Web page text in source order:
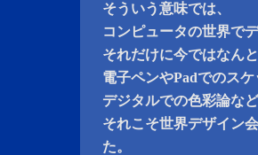
そういう意味では、
コンピュータの世界で
それだけに今ではなん
電子ペンやPadでのス
デジタルでの色彩論な
それこそ世界デザイン
た。